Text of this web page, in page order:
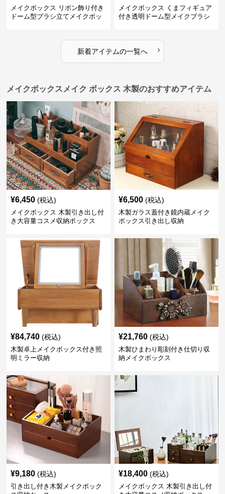
メイクボックス リボン飾り付き
ドーム型ブラシ立てメイクボッ
メイクボックス くまフィギュア
付き透明ドーム型メイクブラシ
新着アイテムの一覧へ ›
メイクボックスメイク ボックス 木製のおすすめアイテム
¥6,450 (税込)
メイクボックス 木製引き出し付
き大容量コスメ収納ボックス
¥6,500 (税込)
木製ガラス蓋付き鏡内蔵メイク
ボックス引き出し収納
¥84,740 (税込)
木製卓上メイクボックス付き照
明ミラー収納
¥21,760 (税込)
木製ひまわり彫刻付き仕切り収
納メイクボックス
¥9,180 (税込)
引き出し付き木製メイクボック
¥18,400 (税込)
メイクボックス 木製引き出し付